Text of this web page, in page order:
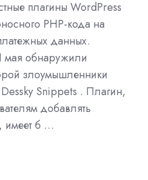
плагины WordPress
PHP-кода на
данных.
мая обнаружили
злоумышленники
Snippets . Плагин,
добавлять
имеет б …